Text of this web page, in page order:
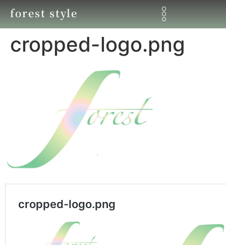
forest style
cropped-logo.png